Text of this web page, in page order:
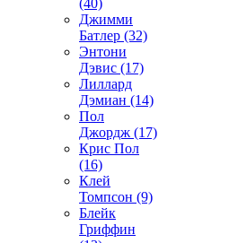
Джимми
Батлер (32)
Энтони
Дэвис (17)
Лиллард
Дэмиан (14)
Пол
Джордж (17)
Крис Пол
(16)
Клей
Томпсон (9)
Блейк
Гриффин